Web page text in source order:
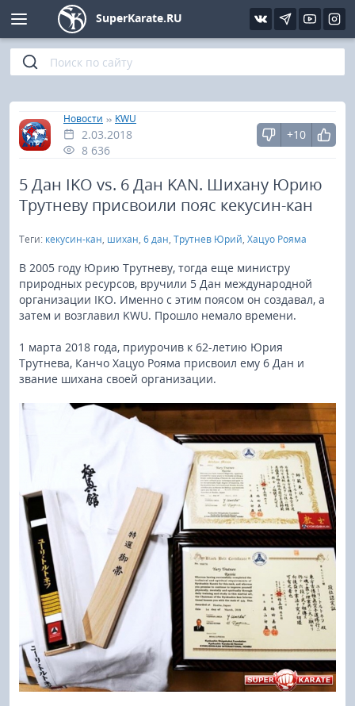
SuperKarate.RU
Главная
»
Новости » KWU
2.03.2018
8 636
+10
5 Дан IKO vs. 6 Дан KAN. Шихану Юрию
Трутневу присвоили пояс кекусин-кан
Теги: кекусин-кан, шихан, 6 дан, Трутнев Юрий, Хацуо Рояма
В 2005 году Юрию Трутневу, тогда еще министру
природных ресурсов, вручили 5 Дан международной
организации IKO. Именно с этим поясом он создавал, а
затем и возглавил KWU. Прошло немало времени.
1 марта 2018 года, приурочив к 62-летию Юрия
Трутнева, Канчо Хацуо Рояма присвоил ему 6 Дан и
звание шихана своей организации.
Киокушинкай
Кёкусин (IFK)
Шинкиокушинкай
Кекусин-кан
Бокс
UFC и MMA
Муай тай
Фото
Видео
Интервью
Статьи
Уроки каратэ
Файлы
Библиотека